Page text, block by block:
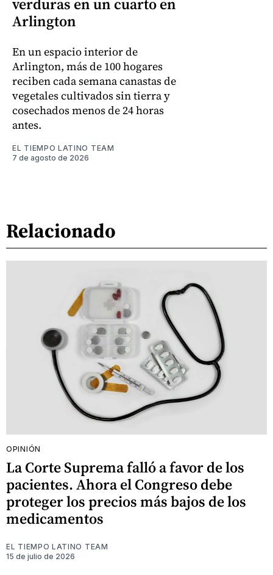
verduras en un cuarto en
Arlington
En un espacio interior de
Arlington, más de 100 hogares
reciben cada semana canastas de
vegetales cultivados sin tierra y
cosechados menos de 24 horas
antes.
EL TIEMPO LATINO TEAM
7 de agosto de 2026
Relacionado
OPINIÓN
La Corte Suprema falló a favor de los
pacientes. Ahora el Congreso debe
proteger los precios más bajos de los
medicamentos
EL TIEMPO LATINO TEAM
15 de julio de 2026